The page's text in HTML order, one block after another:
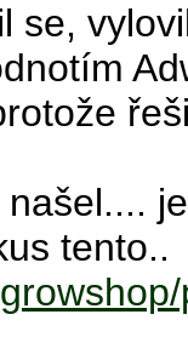
se,
tento..